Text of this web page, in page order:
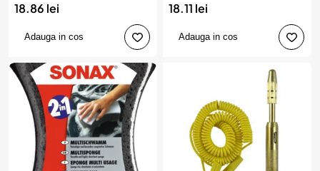
18.86 lei
Adauga in cos
18.11 lei
Adauga in cos